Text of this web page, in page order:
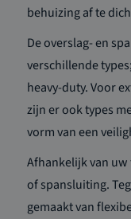
behuizing af te
De overslag- en
verschillende
heavy-duty. Voor
zijn er ook types
vorm van een
Afhankelijk van uw
of spansluiting.
gemaakt van